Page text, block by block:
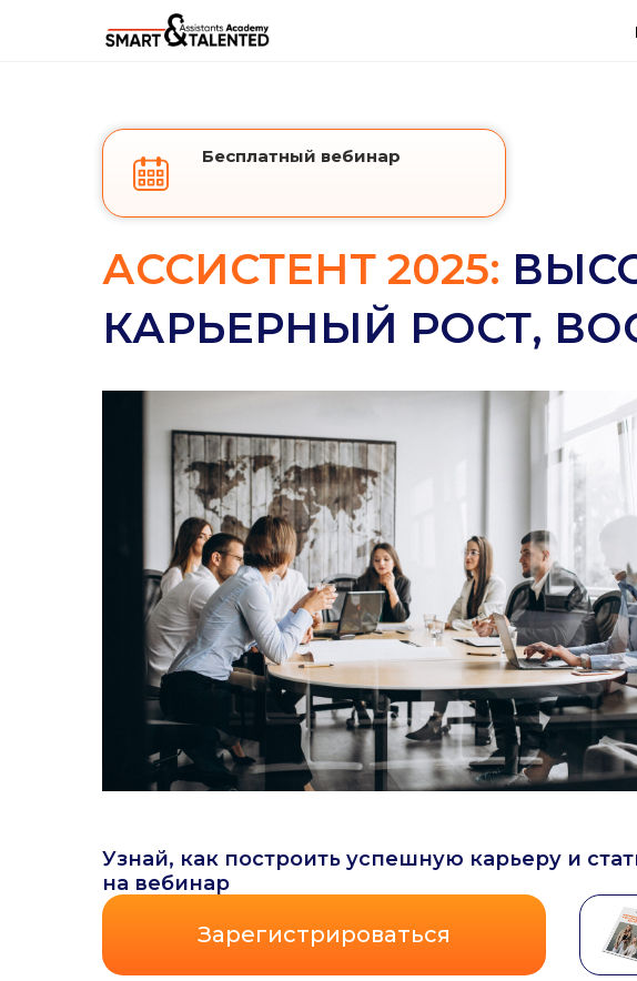
Бесплатный вебинар
АССИСТЕНТ 2025:
КАРЬЕРНЫЙ РОСТ,
Узнай, как построить успешную карьеру и
на вебинар
Зарегистрироваться